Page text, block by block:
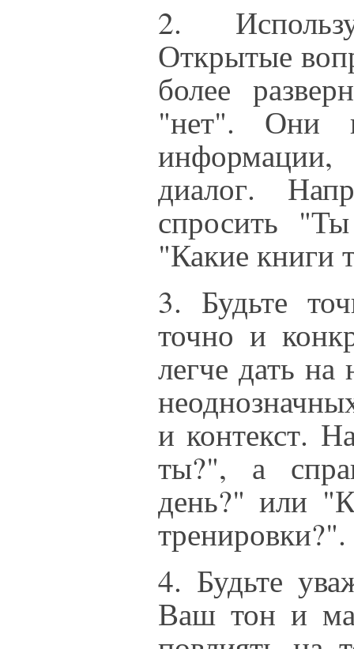
2.
Открытые
более
"нет". Они
диалог.
спросить
"Какие книги
3. Будьте
точно и
легче дать
и контекст.
ты?", а
день?" или
тренировки?".
4. Будьте
Ваш тон и